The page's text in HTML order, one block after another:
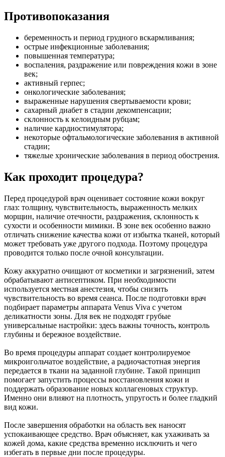
Противопоказания
беременность и период грудного вскармливания;
острые инфекционные заболевания;
повышенная температура;
воспаления, раздражение или повреждения кожи в зоне
век;
активный герпес;
онкологические заболевания;
выраженные нарушения свертываемости крови;
сахарный диабет в стадии декомпенсации;
склонность к келоидным рубцам;
наличие кардиостимулятора;
некоторые офтальмологические заболевания в активной
стадии;
тяжелые хронические заболевания в период обострения.
Как проходит процедура?
Перед процедурой врач оценивает состояние кожи вокруг
глаз: толщину, чувствительность, выраженность мелких
морщин, наличие отечности, раздражения, склонность к
сухости и особенности мимики. В зоне век особенно важно
отличать снижение качества кожи от избытка тканей, который
может требовать уже другого подхода. Поэтому процедура
проводится только после очной консультации.
Кожу аккуратно очищают от косметики и загрязнений, затем
обрабатывают антисептиком. При необходимости
используется местная анестезия, чтобы снизить
чувствительность во время сеанса. После подготовки врач
подбирает параметры аппарата Venus Viva с учетом
деликатности зоны. Для век не подходят грубые
универсальные настройки: здесь важны точность, контроль
глубины и бережное воздействие.
Во время процедуры аппарат создает контролируемое
микроигольчатое воздействие, а радиочастотная энергия
передается в ткани на заданной глубине. Такой принцип
помогает запустить процессы восстановления кожи и
поддержать образование новых коллагеновых структур.
Именно они влияют на плотность, упругость и более гладкий
вид кожи.
После завершения обработки на область век наносят
успокаивающее средство. Врач объясняет, как ухаживать за
кожей дома, какие средства временно исключить и чего
избегать в первые дни после процедуры.